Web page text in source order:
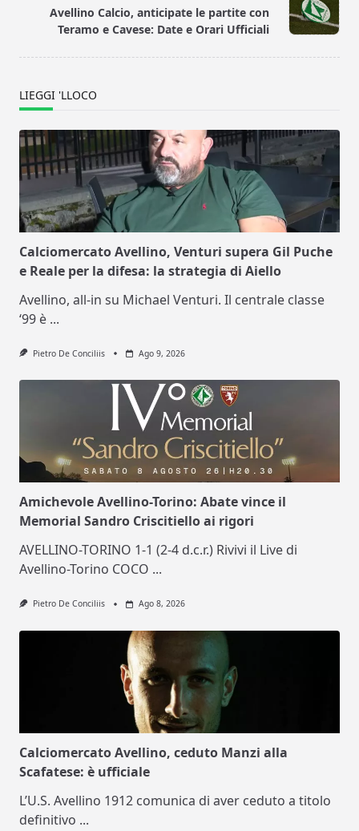
reader-
text">Page</span>
Avellino Calcio, anticipate le partite con
Teramo e Cavese: Date e Orari Ufficiali
LIEGGI 'LLOCO
Calciomercato Avellino, Venturi supera Gil Puche
e Reale per la difesa: la strategia di Aiello
Avellino, all-in su Michael Venturi. Il centrale classe
‘99 è ...
Pietro De Conciliis Ago 9, 2026
Amichevole Avellino-Torino: Abate vince il
Memorial Sandro Criscitiello ai rigori
AVELLINO-TORINO 1-1 (2-4 d.c.r.) Rivivi il Live di
Avellino-Torino COCO ...
Pietro De Conciliis Ago 8, 2026
Calciomercato Avellino, ceduto Manzi alla
Scafatese: è ufficiale
L’U.S. Avellino 1912 comunica di aver ceduto a titolo
definitivo ...